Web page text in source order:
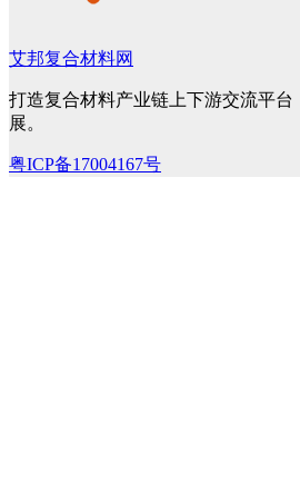
艾邦复合材料网
打造复合材料产业链上下游交流平
展。
粤ICP备17004167号